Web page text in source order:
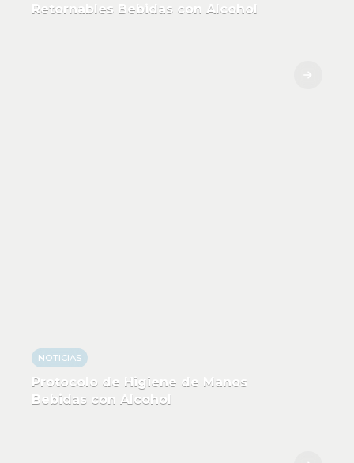
Retornables Bebidas con Alcohol
NOTICIAS
Protocolo de Higiene de Manos
Bebidas con Alcohol